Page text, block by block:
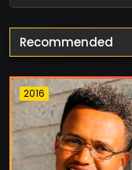
Recommended
2016